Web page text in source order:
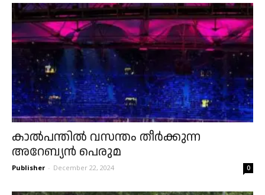
കാൽപന്തിൽ വസന്തം തീർക്കുന്ന
അറേബ്യൻ പെരുമ
Publisher - December 22, 2024 0